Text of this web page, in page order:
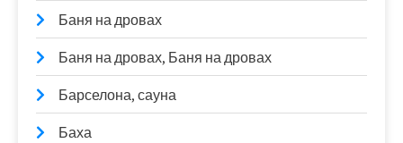
Баня на дровах
Баня на дровах, Баня на дровах
Барселона, сауна
Баха